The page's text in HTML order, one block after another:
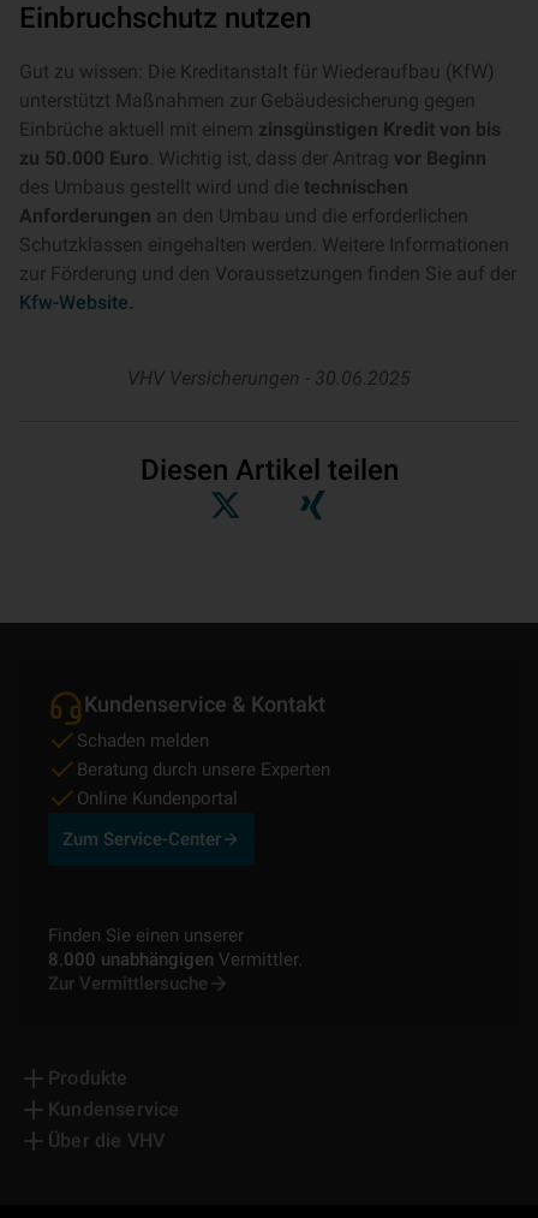
Einbruchschutz nutzen
Gut zu wissen: Die Kreditanstalt für Wiederaufbau (KfW)
unterstützt Maßnahmen zur Gebäudesicherung gegen
Einbrüche aktuell mit einem zinsgünstigen Kredit von bis
zu 50.000 Euro. Wichtig ist, dass der Antrag vor Beginn
des Umbaus gestellt wird und die technischen
Anforderungen an den Umbau und die erforderlichen
Schutzklassen eingehalten werden. Weitere Informationen
zur Förderung und den Voraussetzungen finden Sie auf der
Kfw-Website.
VHV Versicherungen - 30.06.2025
Diesen Artikel teilen
Kundenservice & Kontakt
Schaden melden
Beratung durch unsere Experten
Online Kundenportal
Zum Service-Center
Finden Sie einen unserer
8.000 unabhängigen Vermittler.
Zur Vermittlersuche
Produkte
Kundenservice
Über die VHV